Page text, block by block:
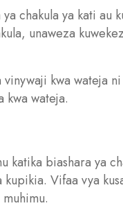
chakula ya kati au
unaweza
vinywaji kwa wateja
kwa wateja.
katika biashara ya
kupikia. Vifaa vya